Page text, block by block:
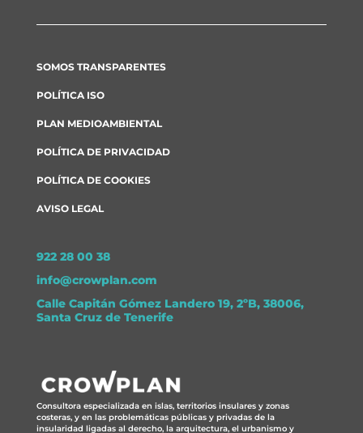
SOMOS TRANSPARENTES
POLÍTICA ISO
PLAN MEDIOAMBIENTAL
POLÍTICA DE PRIVACIDAD
POLÍTICA DE COOKIES
AVISO LEGAL
922 28 00 38
info@crowplan.com
Calle Capitán Gómez Landero 19, 2ºB, 38006,
Santa Cruz de Tenerife
Consultora especializada en islas, territorios insulares y zonas
costeras, y en las problemáticas públicas y privadas de la
insularidad ligadas al derecho, la arquitectura, el urbanismo y